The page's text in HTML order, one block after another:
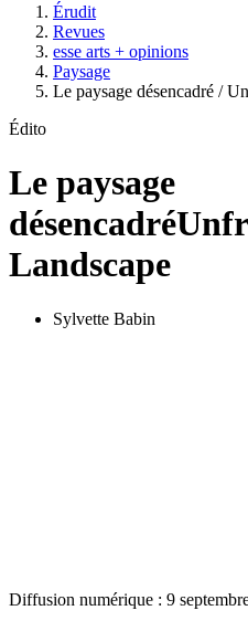
Érudit
Revues
esse arts + opinions
Paysage
Le paysage désencadré /
Édito
Le paysage
désencadré
Landscape
Sylvette Babin
Diffusion numérique : 9